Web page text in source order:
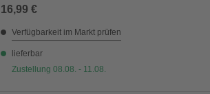
16,99 €
Verfügbarkeit im Markt prüfen
lieferbar
Zustellung 08.08. - 11.08.